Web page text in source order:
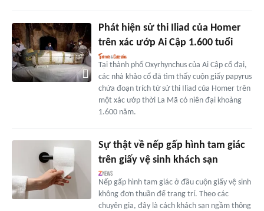
Phát hiện sử thi Iliad của Homer
trên xác ướp Ai Cập 1.600 tuổi
Tại thành phố Oxyrhynchus của Ai Cập cổ đại,
các nhà khảo cổ đã tìm thấy cuộn giấy papyrus
chứa đoạn trích từ sử thi Iliad của Homer trên
một xác ướp thời La Mã có niên đại khoảng
1.600 năm.
Sự thật về nếp gấp hình tam giác
trên giấy vệ sinh khách sạn
Nếp gấp hình tam giác ở đầu cuộn giấy vệ sinh
không đơn thuần để trang trí. Theo các
chuyên gia, đây là cách khách sạn ngầm thông